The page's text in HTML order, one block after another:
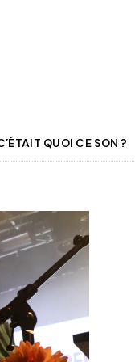
QUOI CE SON ?